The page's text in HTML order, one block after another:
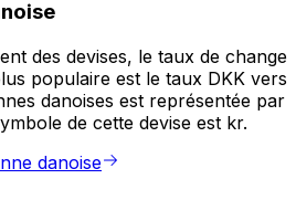
des devises, le taux de change
populaire est le taux DKK vers
danoises est représentée par
de cette devise est kr.
danoise